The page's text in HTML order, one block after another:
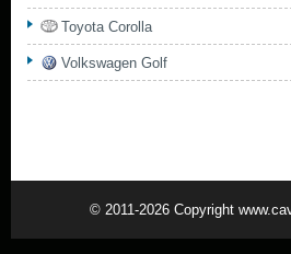
Toyota Corolla
Volkswagen Golf
© 2011-2026 Copyright